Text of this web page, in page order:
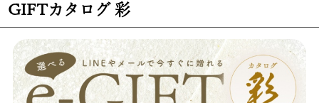
GIFTカタログ 彩